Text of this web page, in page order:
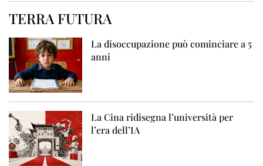
TERRA FUTURA
La disoccupazione può cominciare a 5
anni
La Cina ridisegna l’università per
l’era dell’IA